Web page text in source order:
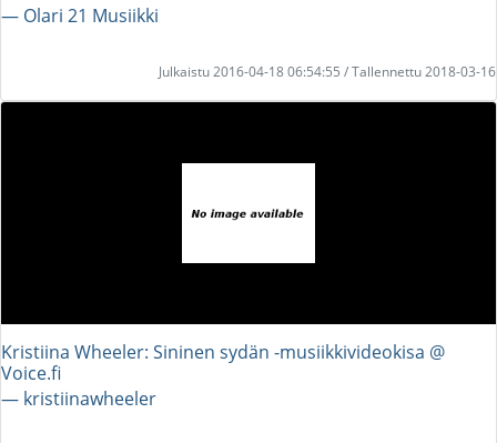
― Olari 21 Musiikki
Julkaistu 2016-04-18 06:54:55 / Tallennettu 2018-03-16
Kristiina Wheeler: Sininen sydän -musiikkivideokisa @
Voice.fi
― kristiinawheeler